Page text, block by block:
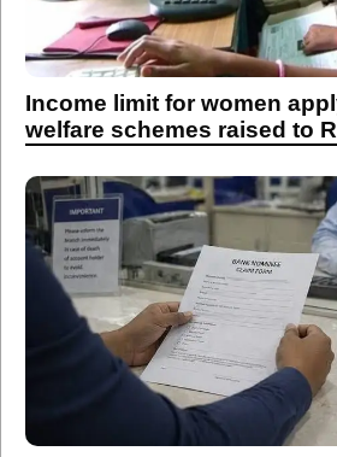
Income limit for women
welfare schemes raised to